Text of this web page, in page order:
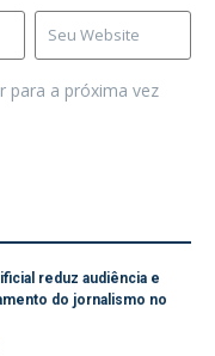
para a próxima vez
reduz audiência e
do jornalismo no